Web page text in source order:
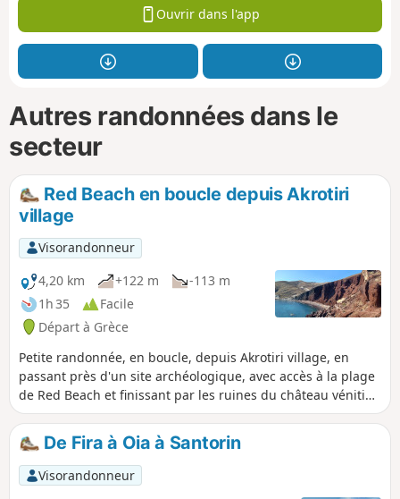
Ouvrir dans l'app
Autres randonnées dans le
secteur
Red Beach en boucle depuis Akrotiri
village
Visorandonneur
4,20 km
+122 m
-113 m
1h 35
Facile
Départ à Grèce
Petite randonnée, en boucle, depuis Akrotiri village, en
passant près d'un site archéologique, avec accès à la plage
de Red Beach et finissant par les ruines du château vénitien
(point de vue remarquable sur la Caldeira).
De Fira à Oia à Santorin
Visorandonneur